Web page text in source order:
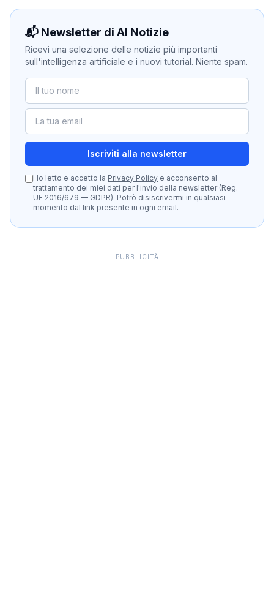
📬 Newsletter di AI Notizie
Ricevi una selezione delle notizie più importanti
sull'intelligenza artificiale e i nuovi tutorial. Niente spam.
Iscriviti alla newsletter
Ho letto e accetto la Privacy Policy e acconsento al
trattamento dei miei dati per l'invio della newsletter (Reg.
UE 2016/679 — GDPR). Potrò disiscrivermi in qualsiasi
momento dal link presente in ogni email.
PUBBLICITÀ